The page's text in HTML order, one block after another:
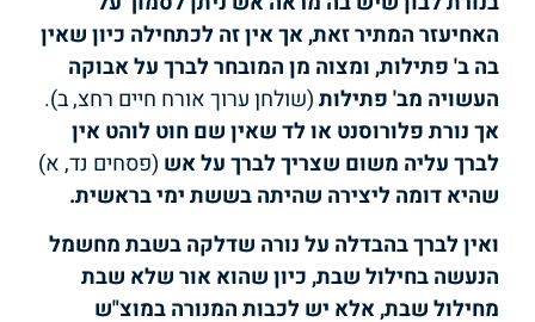
האחיעזר המתיר זאת, אך אין זה לכתחילה כיון שאין
בה ב' פתילות, ומצוה מן המובחר לברך על אבוקה
העשויה מב' פתילות(שולחן ערוך אורח חיים רחצ, ב).
אך נורת פלורוסנט או לד שאין שם חוט לוהט אין
לברך עליה משום שצריך לברך על אש (פסחים נד, א)
שהיא דומה ליצירה שהיתה בששת ימי בראשית.
ואין לברך בהבדלה על נורה שדלקה בשבת מחשמל
הנעשה בחילול שבת, כיון שהוא אור שלא שבת
מחילול שבת, אלא יש לכבות המנורה במוצ"ש